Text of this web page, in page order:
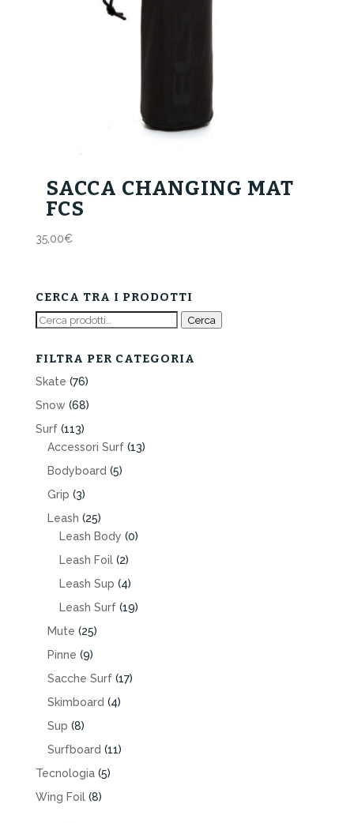
SACCA CHANGING MAT
FCS
35,00€
CERCA TRA I PRODOTTI
Cerca: Cerca
FILTRA PER CATEGORIA
Skate (76)
Snow (68)
Surf (113)
Accessori Surf (13)
Bodyboard (5)
Grip (3)
Leash (25)
Leash Body (0)
Leash Foil (2)
Leash Sup (4)
Leash Surf (19)
Mute (25)
Pinne (9)
Sacche Surf (17)
Skimboard (4)
Sup (8)
Surfboard (11)
Tecnologia (5)
Wing Foil (8)